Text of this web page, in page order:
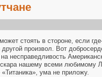
стоять в стороне, если
произвол. Вот
несправедливость
нашему всеми любимому
ума не приложу.